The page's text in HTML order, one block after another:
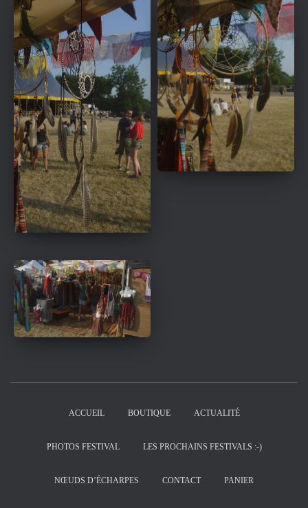
ACCUEIL BOUTIQUE ACTUALITÉ
PHOTOS FESTIVAL LES PROCHAINS FESTIVALS :-)
NŒUDS D’ÉCHARPES CONTACT PANIER